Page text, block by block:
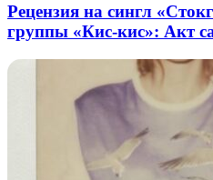
Рецензия на сингл
группы «Кис-кис»: Акт